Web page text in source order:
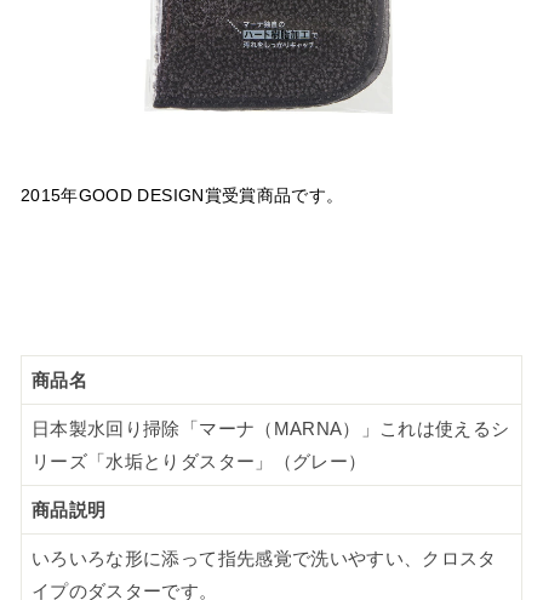
2015年GOOD DESIGN賞受賞商品です。
商品名
日本製水回り掃除「マーナ（MARNA）」これは使えるシ
リーズ「水垢とりダスター」（グレー）
商品説明
いろいろな形に添って指先感覚で洗いやすい、クロスタ
イプのダスターです。